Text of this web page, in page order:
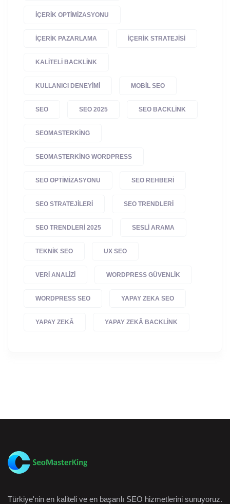
IÇERIK OPTIMIZASYONU
IÇERIK PAZARLAMA IÇERIK STRATEJISI
KALITELI BACKLINK
KULLANICI DENEYIMI MOBIL SEO
SEO SEO 2025 SEO BACKLINK
SEOMASTERKING
SEOMASTERKING WORDPRESS
SEO OPTIMIZASYONU SEO REHBERI
SEO STRATEJILERI SEO TRENDLERI
SEO TRENDLERI 2025 SESLI ARAMA
TEKNIK SEO UX SEO
VERI ANALIZI WORDPRESS GÜVENLIK
WORDPRESS SEO YAPAY ZEKA SEO
YAPAY ZEKÂ YAPAY ZEKÂ BACKLINK
Türkiye'nin en kaliteli ve en başarılı SEO hizmetlerini sunuyoruz.